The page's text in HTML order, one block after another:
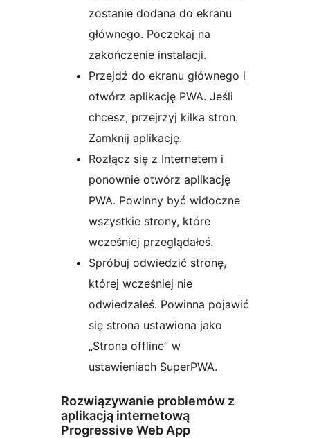
zostanie dodana do ekranu
głównego. Poczekaj na
zakończenie instalacji.
Przejdź do ekranu głównego i
otwórz aplikację PWA. Jeśli
chcesz, przejrzyj kilka stron.
Zamknij aplikację.
Rozłącz się z Internetem i
ponownie otwórz aplikację
PWA. Powinny być widoczne
wszystkie strony, które
wcześniej przeglądałeś.
Spróbuj odwiedzić stronę,
której wcześniej nie
odwiedzałeś. Powinna pojawić
się strona ustawiona jako
„Strona offline” w
ustawieniach SuperPWA.
Rozwiązywanie problemów z
aplikacją internetową
Progressive Web App